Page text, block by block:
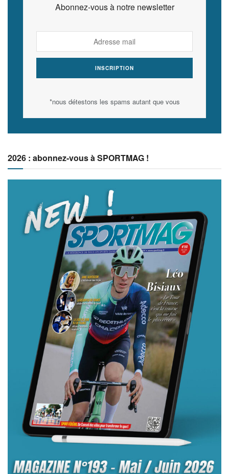
Abonnez-vous à notre newsletter
*nous détestons les spams autant que vous
2026 : abonnez-vous à SPORTMAG !